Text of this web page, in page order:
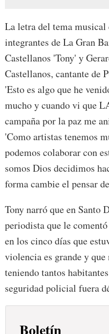
La letra del tema musical
integrantes de La Gran
Castellanos 'Tony' y
Castellanos, cantante de
'Esto es algo que he
mucho y cuando vi que
campaña por la paz me
'Como artistas tenemos
podemos colaborar con
somos Dios decidimos
forma cambie el pensar
Tony narró que en Santo
periodista que le
en los cinco días que
violencia es grande y
teniendo tantos
seguridad policial fuera
Boletín